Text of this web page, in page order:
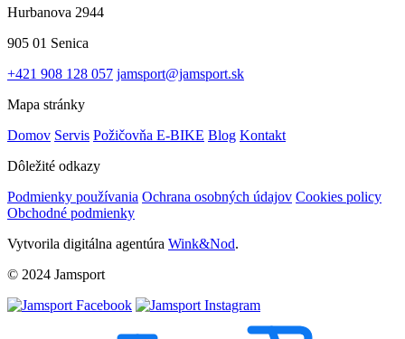
Hurbanova 2944
905 01 Senica
+421 908 128 057 jamsport@jamsport.sk
Mapa stránky
Domov Servis Požičovňa E-BIKE Blog Kontakt
Dôležité odkazy
Podmienky používania Ochrana osobných údajov Cookies policy
Obchodné podmienky
Vytvorila digitálna agentúra Wink&Nod.
© 2024 Jamsport